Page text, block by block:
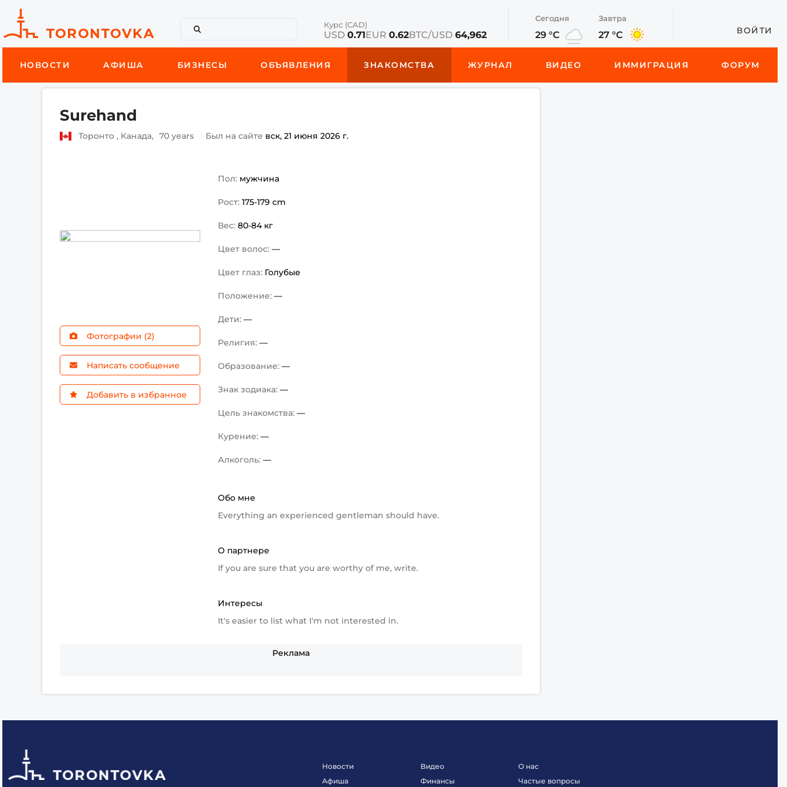
Курс (CAD)
USD 0.71EUR 0.62BTC/USD 64,962
Сегодня
29 °C
Завтра
27 °C ВОЙТИ
НОВОСТИ АФИША БИЗНЕСЫ ОБЪЯВЛЕНИЯ ЗНАКОМСТВА ЖУРНАЛ ВИДЕО ИММИГРАЦИЯ ФОРУМ
Surehand
Торонто , Канада, 70 years Был на сайте вск, 21 июня 2026 г.
Фотографии (2)
Написать сообщение
Добавить в избранное
Пол: мужчина
Рост:175-179 cm
Вес:80-84 кг
Цвет волос:—
Цвет глаз: Голубые
Положение:—
Дети:—
Религия:—
Образование:—
Знак зодиака:—
Цель знакомства:—
Курение:—
Алкоголь:—
Обо мне
Everything an experienced gentleman should have.
О партнере
If you are sure that you are worthy of me, write.
Интересы
It's easier to list what I'm not interested in.
Реклама
Новости
Афиша
Видео
Финансы
О нас
Частые вопросы